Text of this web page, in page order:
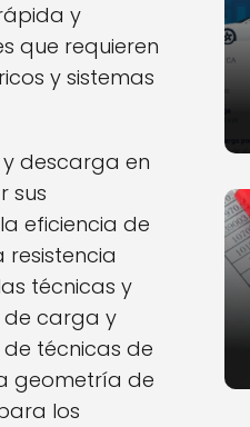
y
que requieren
y sistemas
descarga en
sus
eficiencia de
técnicas y
de carga y
técnicas de
geometría de
los